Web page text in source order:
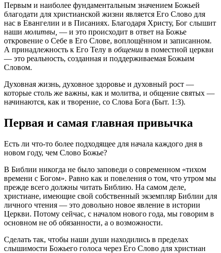
Первым и наиболее фундаментальным значением Божьей
благодати для христианской жизни является Его Слово для
нас в Евангелии и в Писаниях. Благодаря Христу, Бог слышит
наши молитвы, — и это происходит в ответ на Божье
откровение о Себе в Его Слове, воплощённом и записанном.
А принадлежность к Его Телу в общении в поместной церкви
— это реальность, созданная и поддерживаемая Божьим
Словом.
Духовная жизнь, духовное здоровье и духовный рост —
которые столь же важны, как и молитва, и общение святых —
начинаются, как и творение, со Слова Бога (Быт. 1:3).
Первая и самая главная привычка
Есть ли что-то более подходящее для начала каждого дня в
новом году, чем Слово Божье?
В Библии никогда не было заповеди о современном «тихом
времени с Богом». Равно как и повеления о том, что утром мы
прежде всего должны читать Библию. На самом деле,
христиане, имеющие свой собственный экземпляр Библии для
личного чтения — это довольно новое явление в истории
Церкви. Потому сейчас, с началом нового года, мы говорим в
основном не об обязанности, а о возможности.
Сделать так, чтобы наши души находились в пределах
слышимости Божьего голоса через Его Слово для христиан